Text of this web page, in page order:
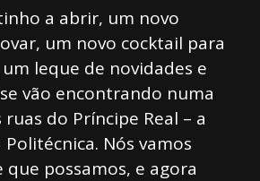
a abrir, um novo
um novo cocktail para
leque de novidades e
vão encontrando numa
do Príncipe Real – a
Politécnica. Nós vamos
possamos, e agora